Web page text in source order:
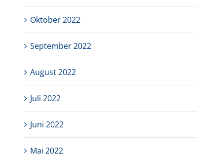
Oktober 2022
September 2022
August 2022
Juli 2022
Juni 2022
Mai 2022